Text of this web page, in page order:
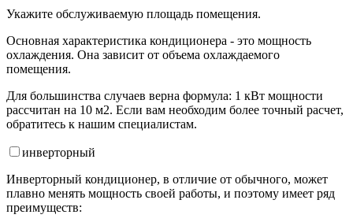
Укажите обслуживаемую площадь помещения.
Основная характеристика кондиционера - это мощность
охлаждения. Она зависит от объема охлаждаемого
помещения.
Для большинства случаев верна формула: 1 кВт мощности
рассчитан на 10 м2. Если вам необходим более точный расчет,
обратитесь к нашим специалистам.
инверторный
Инверторный кондиционер, в отличие от обычного, может
плавно менять мощность своей работы, и поэтому имеет ряд
преимуществ: